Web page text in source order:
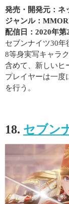
発売・開発元：ネ
ジャンル：
配信日：2020年
セブンナイツ30年
8等身実写キャラ
含めて、新しいヒ
プレイヤーは一度
を行う。
18. セブン